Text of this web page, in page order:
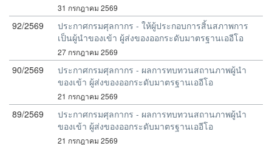
31 กรกฎาคม 2569
92/2569
ประกาศกรมศุลกากร - ให้ผู้ประกอบการสิ้นสภาพการ
เป็นผู้นำของเข้า ผู้ส่งของออกระดับมาตรฐานเออีโอ
27 กรกฎาคม 2569
90/2569
ประกาศกรมศุลกากร - ผลการทบทวนสถานภาพผู้นำ
ของเข้า ผู้ส่งของออกระดับมาตรฐานเออีโอ
21 กรกฎาคม 2569
89/2569
ประกาศกรมศุลกากร - ผลการทบทวนสถานภาพผู้นำ
ของเข้า ผู้ส่งของออกระดับมาตรฐานเออีโอ
21 กรกฎาคม 2569